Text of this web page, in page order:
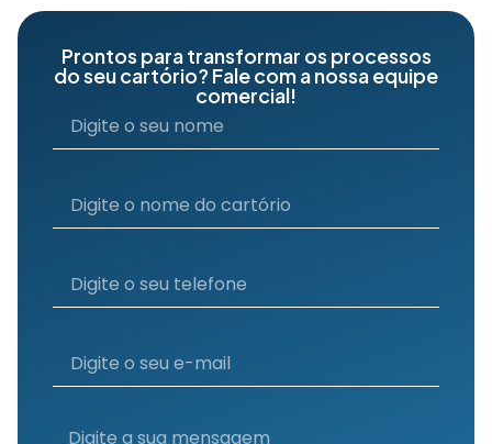
Prontos para transformar os processos
do seu cartório? Fale com a nossa equipe
comercial!